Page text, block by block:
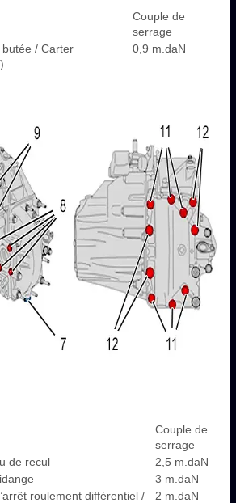
Couple de
serrage
/ Carter
0,9 m.daN
Couple de
serrage
de recul
2,5 m.daN
3 m.daN
roulement différentiel /
2 m.daN